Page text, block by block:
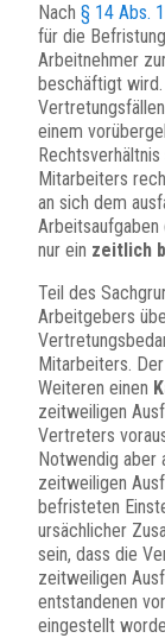
Nach § 14 Abs.
für die
Arbeitnehmer
beschäftigt
einem
Mitarbeiters
an sich dem
nur ein zeitlich
Teil des
Arbeitgebers
Mitarbeiters.
Weiteren einen
zeitweiligen
Vertreters
Notwendig aber
zeitweiligen
befristeten
ursächlicher
sein, dass die
zeitweiligen
entstandenen
eingestellt